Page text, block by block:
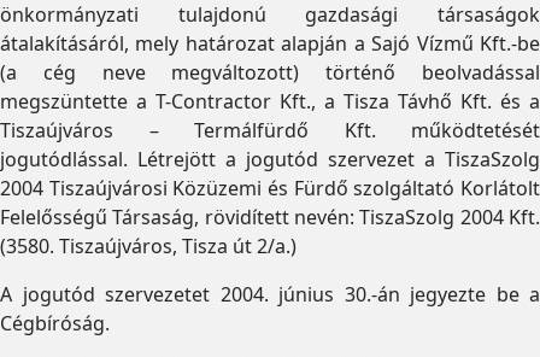
önkormányzati tulajdonú gazdasági társaságok
átalakításáról, mely határozat alapján a Sajó Vízmű Kft.-be
(a cég neve megváltozott) történő beolvadással
megszüntette a T-Contractor Kft., a Tisza Távhő Kft. és a
Tiszaújváros – Termálfürdő Kft. működtetését
jogutódlással. Létrejött a jogutód szervezet a TiszaSzolg
2004 Tiszaújvárosi Közüzemi és Fürdő szolgáltató Korlátolt
Felelősségű Társaság, rövidített nevén: TiszaSzolg 2004 Kft.
(3580. Tiszaújváros, Tisza út 2/a.)
A jogutód szervezetet 2004. június 30.-án jegyezte be a
Cégbíróság.